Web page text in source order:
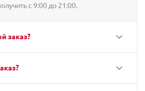
с 9:00 до 21:00.
заказ?